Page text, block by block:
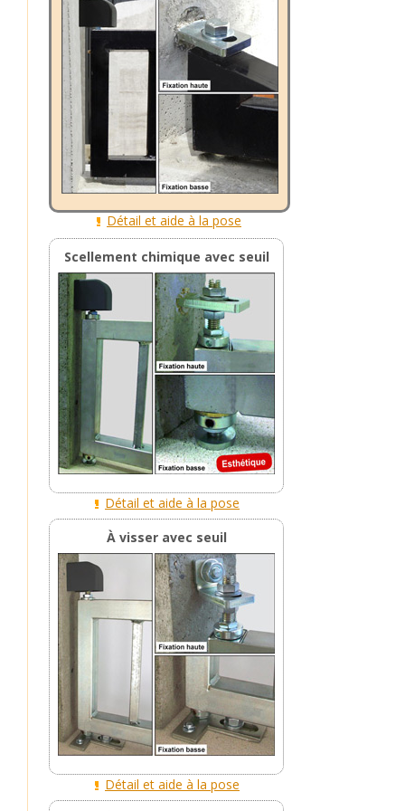
Détail et aide à la pose
Scellement chimique avec seuil
Détail et aide à la pose
À visser avec seuil
Détail et aide à la pose